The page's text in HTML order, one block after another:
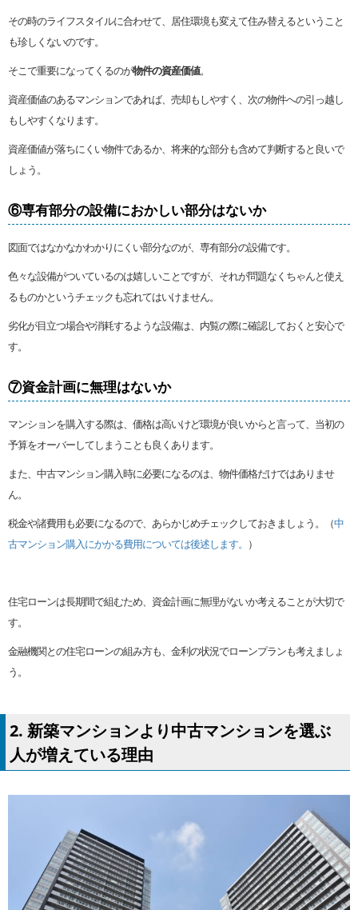
その時のライフスタイルに合わせて、居住環境も変えて住み替えるということ
も珍しくないのです。
そこで重要になってくるのが物件の資産価値。
資産価値のあるマンションであれば、売却もしやすく、次の物件への引っ越し
もしやすくなります。
資産価値が落ちにくい物件であるか、将来的な部分も含めて判断すると良いで
しょう。
⑥専有部分の設備におかしい部分はないか
図面ではなかなかわかりにくい部分なのが、専有部分の設備です。
色々な設備がついているのは嬉しいことですが、それが問題なくちゃんと使え
るものかというチェックも忘れてはいけません。
劣化が目立つ場合や消耗するような設備は、内覧の際に確認しておくと安心で
す。
⑦資金計画に無理はないか
マンションを購入する際は、価格は高いけど環境が良いからと言って、当初の
予算をオーバーしてしまうことも良くあります。
また、中古マンション購入時に必要になるのは、物件価格だけではありませ
ん。
税金や諸費用も必要になるので、あらかじめチェックしておきましょう。（中
古マンション購入にかかる費用については後述します。 ）
住宅ローンは長期間で組むため、資金計画に無理がないか考えることが大切で
す。
金融機関との住宅ローンの組み方も、金利の状況でローンプランも考えましょ
う。
2. 新築マンションより中古マンションを選ぶ
人が増えている理由